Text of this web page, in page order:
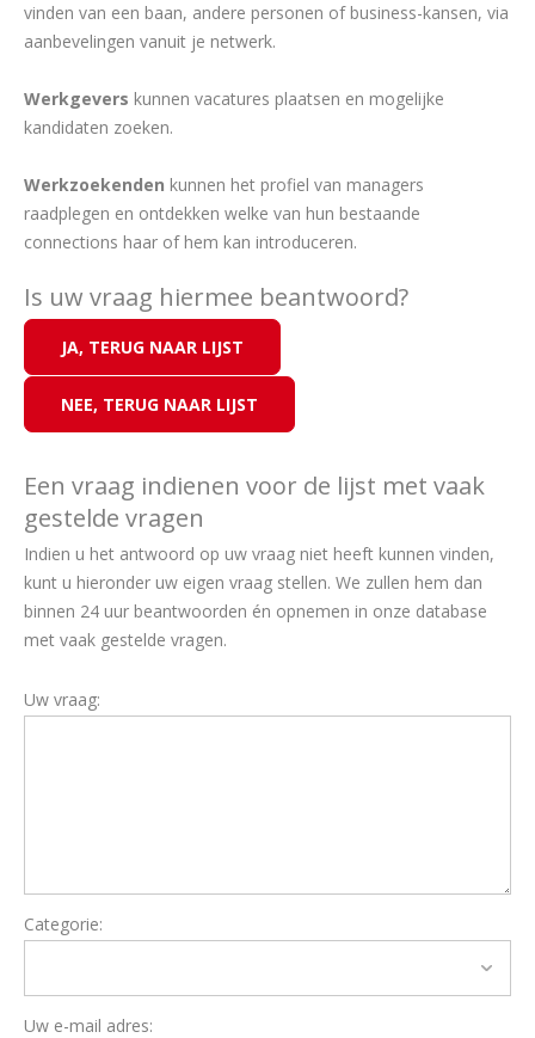
vinden van een baan, andere personen of business-kansen, via
aanbevelingen vanuit je netwerk.
Werkgevers kunnen vacatures plaatsen en mogelijke
kandidaten zoeken.
Werkzoekenden kunnen het profiel van managers
raadplegen en ontdekken welke van hun bestaande
connections haar of hem kan introduceren.
Is uw vraag hiermee beantwoord?
Een vraag indienen voor de lijst met vaak
gestelde vragen
Indien u het antwoord op uw vraag niet heeft kunnen vinden,
kunt u hieronder uw eigen vraag stellen. We zullen hem dan
binnen 24 uur beantwoorden én opnemen in onze database
met vaak gestelde vragen.
Uw vraag:
Categorie:
Uw e-mail adres: